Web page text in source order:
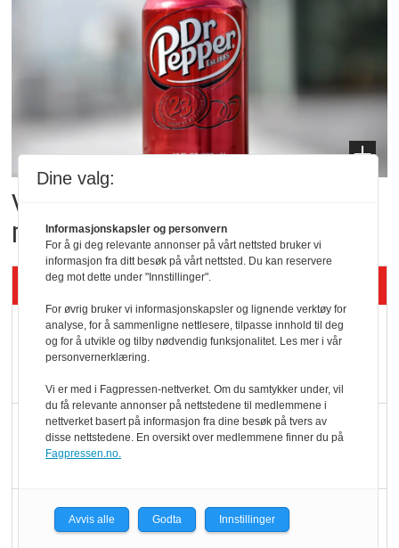
Vil vokse i brusmarkedet
med Dr Pepper
Siste artikler - KBS
Mat er viktigere enn
pris når elbilister
velger ladestopp
Ti bensinstasjoner
Potetball, kylling og 98
oktan
Dine valg:
Informasjonskapsler og personvern
For å gi deg relevante annonser på vårt nettsted bruker vi
informasjon fra ditt besøk på vårt nettsted. Du kan reservere
deg mot dette under "Innstillinger".
For øvrig bruker vi informasjonskapsler og lignende verktøy for
analyse, for å sammenligne nettlesere, tilpasse innhold til deg
og for å utvikle og tilby nødvendig funksjonalitet. Les mer i vår
personvernerklæring.
Vi er med i Fagpressen-nettverket. Om du samtykker under, vil
du få relevante annonser på nettstedene til medlemmene i
nettverket basert på informasjon fra dine besøk på tvers av
disse nettstedene. En oversikt over medlemmene finner du på
Fagpressen.no.
Avvis alle Godta Innstillinger